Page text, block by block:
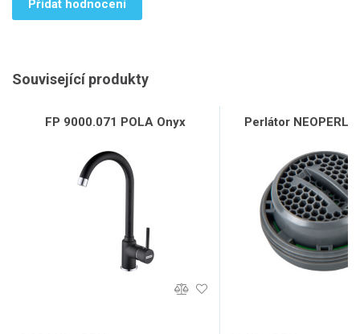
Přidat hodnocení
Související produkty
FP 9000.071 POLA Onyx Perlátor NEOPERL,